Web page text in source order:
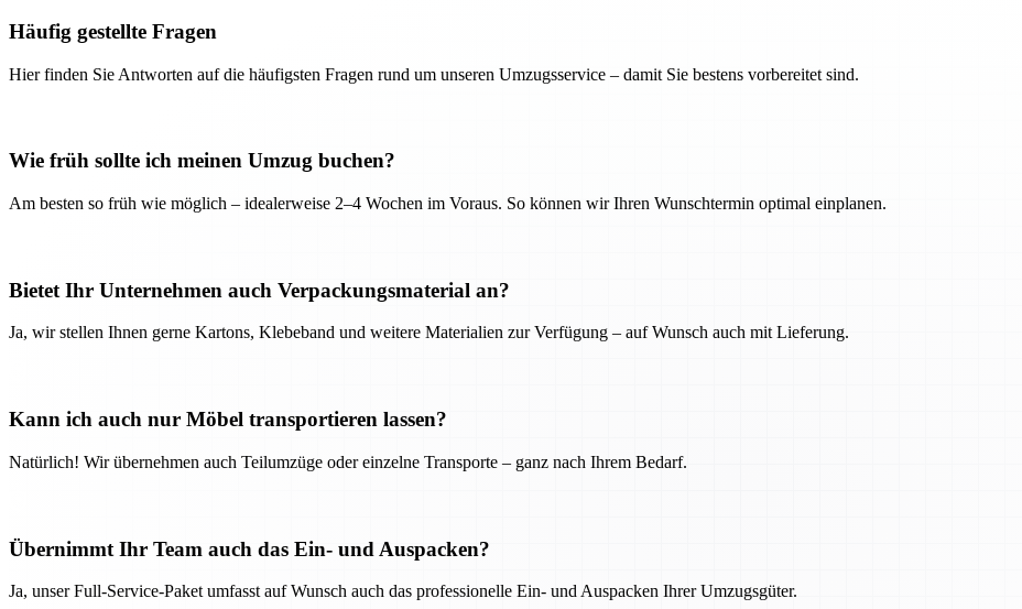
Häufig gestellte Fragen
Hier finden Sie Antworten auf die häufigsten Fragen rund um unseren Umzugsservice – damit Sie bestens vorbereitet sind.
Wie früh sollte ich meinen Umzug buchen?
Am besten so früh wie möglich – idealerweise 2–4 Wochen im Voraus. So können wir Ihren Wunschtermin optimal einplanen.
Bietet Ihr Unternehmen auch Verpackungsmaterial an?
Ja, wir stellen Ihnen gerne Kartons, Klebeband und weitere Materialien zur Verfügung – auf Wunsch auch mit Lieferung.
Kann ich auch nur Möbel transportieren lassen?
Natürlich! Wir übernehmen auch Teilumzüge oder einzelne Transporte – ganz nach Ihrem Bedarf.
Übernimmt Ihr Team auch das Ein- und Auspacken?
Ja, unser Full-Service-Paket umfasst auf Wunsch auch das professionelle Ein- und Auspacken Ihrer Umzugsgüter.